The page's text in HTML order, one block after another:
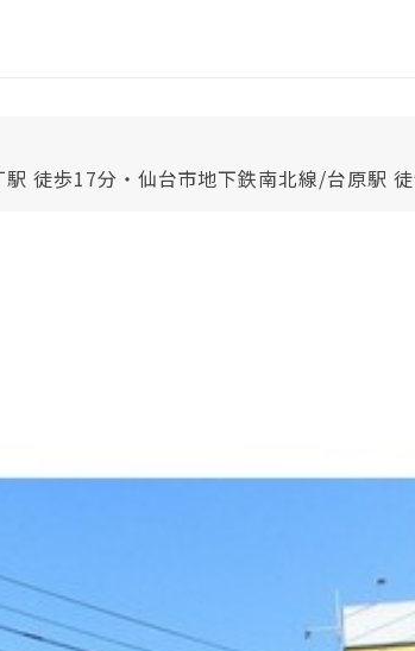
徒歩17分・仙台市地下鉄南北線/台原駅